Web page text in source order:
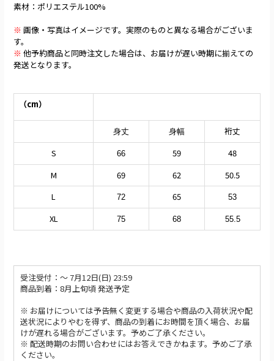
素材：ポリエステル100%
※ 画像・写真はイメージです。実際のものと異なる場合がございま
す。
※ 他予約商品と同時注文した場合は、お届けが遅い時期に揃えての
発送となります。
（cm）
身丈 身幅
裄丈
S
66 59
48
M
69 62
50.5
L
72 65 53
XL 75 68 55.5
受注受付：〜 7月12日(日) 23:59
商品到着：8月上旬頃 発送予定
※ お届けについては予告無く変更する場合や商品の入荷状況や配
送状況によりやむを得ず、商品の到着にお時間を頂く場合、お届
けが遅れる場合がございます。予めご了承ください。
※ 配送時期のお問い合わせにはお答えできかねます。予めご了承
ください。